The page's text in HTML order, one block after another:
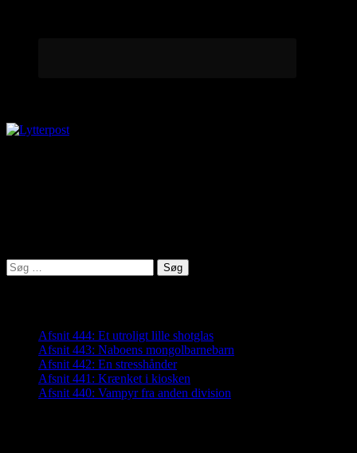
Søg
efter:
Afsnit 444: Et utroligt lille shotglas
Afsnit 443: Naboens mongolbarnebarn
Afsnit 442: En stresshånder
Afsnit 441: Krænket i kiosken
Afsnit 440: Vampyr fra anden division